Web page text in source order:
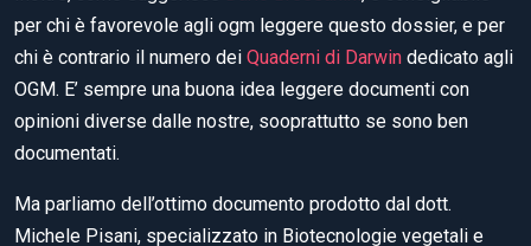
per chi è favorevole agli ogm leggere questo dossier, e per
chi è contrario il numero dei Quaderni di Darwin dedicato agli
OGM. E’ sempre una buona idea leggere documenti con
opinioni diverse dalle nostre, sooprattutto se sono ben
documentati.
Ma parliamo dell’ottimo documento prodotto dal dott.
Michele Pisani, specializzato in Biotecnologie vegetali e